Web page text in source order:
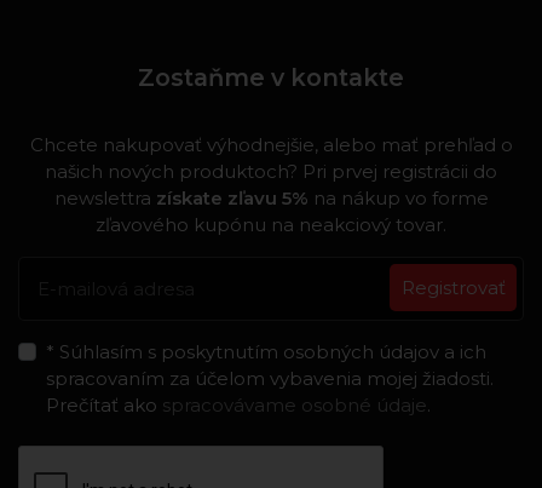
Zostaňme v kontakte
Chcete nakupovať výhodnejšie, alebo mať prehľad o
našich nových produktoch? Pri prvej registrácii do
newslettra získate zľavu 5% na nákup vo forme
zľavového kupónu na neakciový tovar.
Registrovať
* Súhlasím s poskytnutím osobných údajov a ich
spracovaním za účelom vybavenia mojej žiadosti.
Prečítať ako spracovávame osobné údaje.